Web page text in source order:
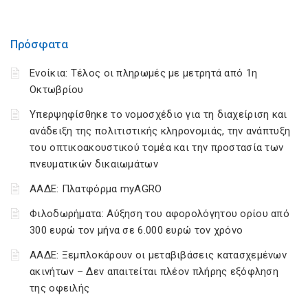
Πρόσφατα
Ενοίκια: Τέλος οι πληρωμές με μετρητά από 1η
Οκτωβρίου
Υπερψηφίσθηκε το νομοσχέδιο για τη διαχείριση και
ανάδειξη της πολιτιστικής κληρονομιάς, την ανάπτυξη
του οπτικοακουστικού τομέα και την προστασία των
πνευματικών δικαιωμάτων
ΑΑΔΕ: Πλατφόρμα myAGRO
Φιλοδωρήματα: Αύξηση του αφορολόγητου ορίου από
300 ευρώ τον μήνα σε 6.000 ευρώ τον χρόνο
ΑΑΔΕ: Ξεμπλοκάρουν οι μεταβιβάσεις κατασχεμένων
ακινήτων – Δεν απαιτείται πλέον πλήρης εξόφληση
της οφειλής